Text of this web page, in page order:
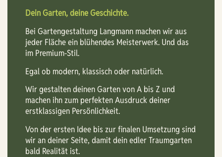
Dein Garten, deine Geschichte.
Bei Gartengestaltung Langmann machen wir aus
jeder Fläche ein blühendes Meisterwerk. Und das
im Premium-Stil.
Egal ob modern, klassisch oder natürlich.
Wir gestalten deinen Garten von A bis Z und
machen ihn zum perfekten Ausdruck deiner
erstklassigen Persönlichkeit.
Von der ersten Idee bis zur finalen Umsetzung sind
wir an deiner Seite, damit dein edler Traumgarten
bald Realität ist.